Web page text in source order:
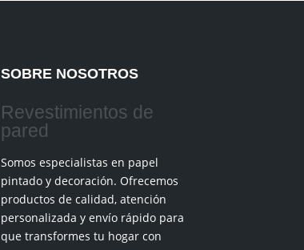
SOBRE NOSOTROS
Revestimientos de
pared
Somos especialistas en papel
pintado y decoración. Ofrecemos
productos de calidad, atención
personalizada y envío rápido para
que transformes tu hogar con